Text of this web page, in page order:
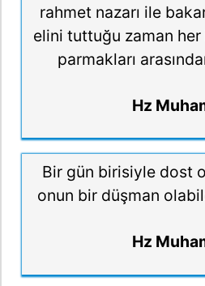
rahmet nazarı ile
elini tuttuğu zaman her
parmakları
Hz
Bir gün birisiyle dost
onun bir düşman
Hz